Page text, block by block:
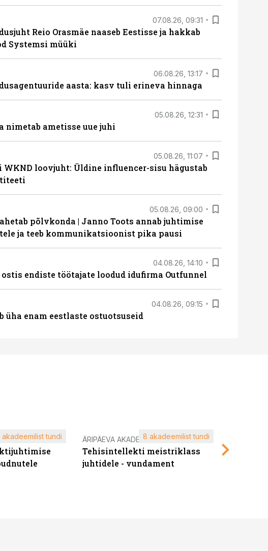
07.08.26, 09:31
Reio Orasmäe naaseb Eestisse ja hakkab
Systemsi müüki
06.08.26, 13:17
aasta: kasv tuli erineva hinnaga
05.08.26, 12:31
nimetab ametisse uue juhi
05.08.26, 11:07
WKND loovjuht: Üldine influencer-sisu hägustab
05.08.26, 09:00
põlvkonda | Janno Toots annab juhtimise
ja teeb kommunikatsioonist pika pausi
04.08.26, 14:10
endiste töötajate loodud idufirma Outfunnel
04.08.26, 09:15
üha enam eestlaste ostuotsuseid
akadeemilist tundi ÄRIPÄEVA AKADEEMIA
Tehisintellekti meistriklass
juhtidele - vundament
8 akadeemilist tundi